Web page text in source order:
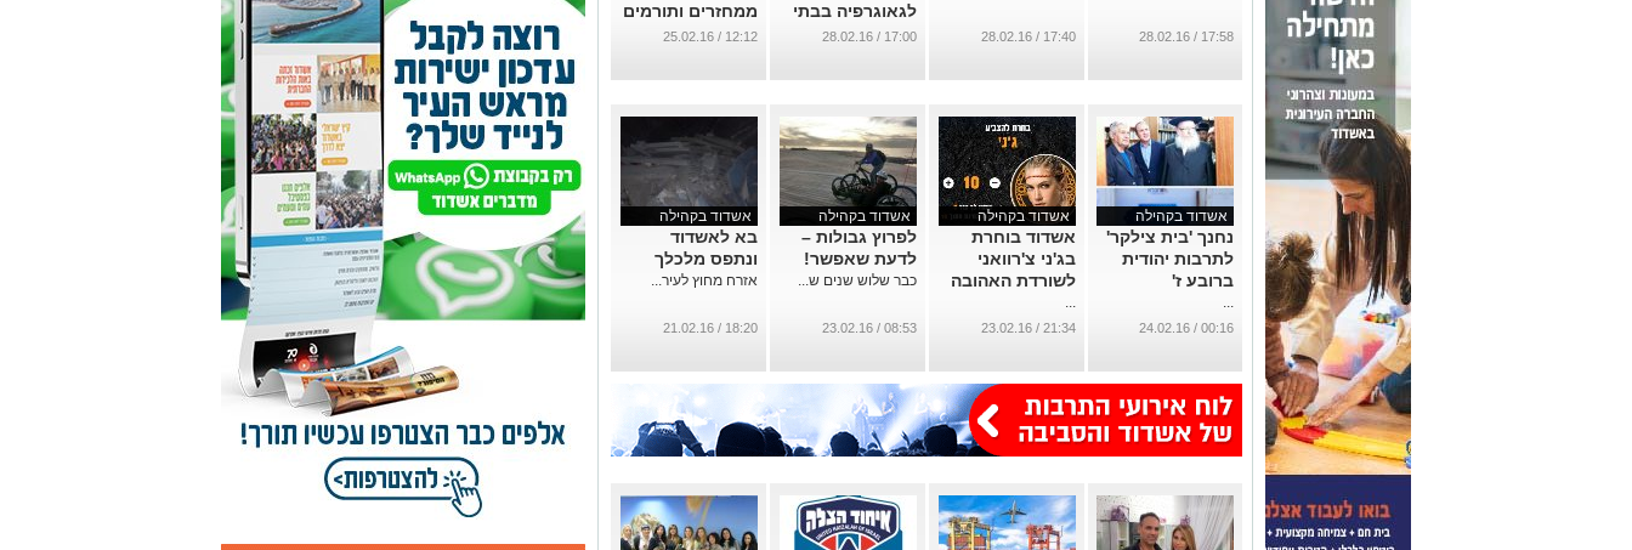
17:58 / 28.02.16
17:40 / 28.02.16
לגאוגרפיה בבתי
הספר העל
...
17:00 / 28.02.16
ממחזרים ותורמים
...
12:12 / 25.02.16
אשדוד בקהילה
נחנך 'בית צילקר'
לתרבות יהודית
ברובע ז'
...
00:16 / 24.02.16
אשדוד בקהילה
אשדוד בוחרת
בג'ני צ'רוואני
לשורדת האהובה
...
21:34 / 23.02.16
אשדוד בקהילה
לפרוץ גבולות –
לדעת שאפשר!
כבר שלוש שנים ש...
08:53 / 23.02.16
אשדוד בקהילה
בא לאשדוד
ונתפס מלכלך
אזרח מחוץ לעיר...
18:20 / 21.02.16